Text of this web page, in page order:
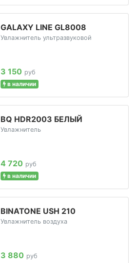
GALAXY LINE GL8008
Увлажнитель ультразвуковой
3 150 руб
в наличии
BQ HDR2003 БЕЛЫЙ
Увлажнитель
4 720 руб
в наличии
BINATONE USH 210
Увлажнитель воздуха
3 880 руб